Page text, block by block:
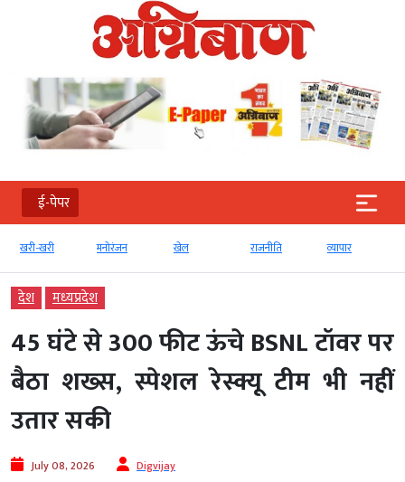
ई-पेपर
खरी-खरी मनोरंजन खेल राजनीति व्‍यापार
देश मध्‍यप्रदेश
45 घंटे से 300 फीट ऊंचे BSNL टॉवर पर
बैठा शख्स, स्पेशल रेस्क्यू टीम भी नहीं
उतार सकी
July 08, 2026 Digvijay